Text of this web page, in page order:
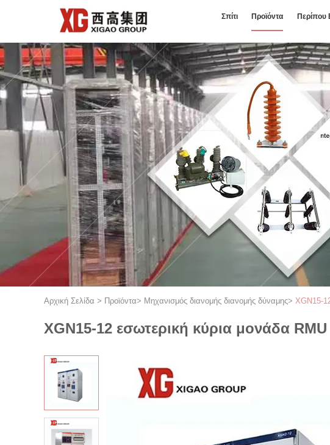
Σπίτι Προϊόντα Περίπου
Αρχική Σελίδα > Προϊόντα> Μηχανισμός διανομής διανομής δύναμης> XGN15-
XGN15-12 εσωτερική κύρια μονάδα